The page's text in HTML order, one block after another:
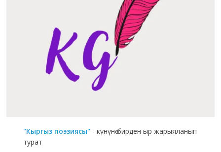
"Кыргыз поэзиясы" - күнүнө бирден ыр жарыяланып
турат